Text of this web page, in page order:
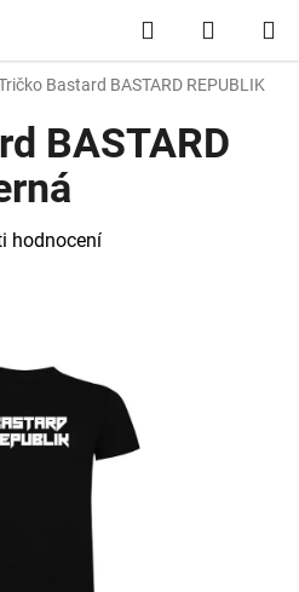
Hledat
KOŠÍK
Bastard BASTARD REPUBLIK
BASTARD
hodnocení